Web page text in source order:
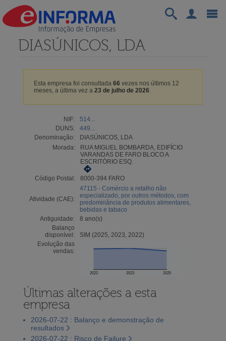
DIASÚNICOS, LDA
Esta empresa foi consultada 66 vezes nos últimos 12
meses, a última vez a 23 de julho de 2026.
NIF:
514...
DUNS:
449...
Denominação:
DIASÚNICOS, LDA
Morada:
RUA MIGUEL BOMBARDA, EDIFÍCIO
VARANDAS DE FARO BLOCO A
ESCRITÓRIO ESQ.
Código Postal: 8000-394 FARO
Atividade (CAE):
47115 - Comércio a retalho não
especializado, por outros métodos, com
predominância de produtos alimentares,
bebidas e tabaco
Antiguidade:
8 ano(s)
Balanço
disponível:
SIM (2025, 2023, 2022)
Evolução das
vendas:
2022 2023 2025
Últimas alterações a esta
empresa
2026-07-22 : Balanço e demonstração de
resultados
2026-07-22 : Risco de Failure